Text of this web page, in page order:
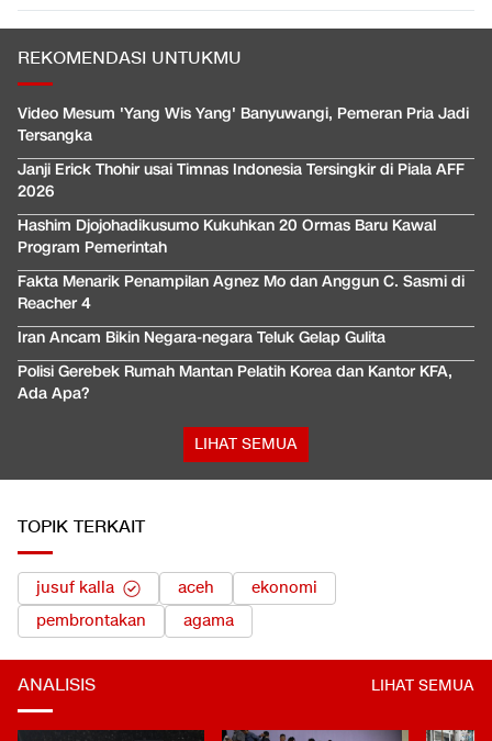
REKOMENDASI UNTUKMU
Video Mesum 'Yang Wis Yang' Banyuwangi, Pemeran Pria Jadi
Tersangka
Janji Erick Thohir usai Timnas Indonesia Tersingkir di Piala AFF
2026
Hashim Djojohadikusumo Kukuhkan 20 Ormas Baru Kawal
Program Pemerintah
Fakta Menarik Penampilan Agnez Mo dan Anggun C. Sasmi di
Reacher 4
Iran Ancam Bikin Negara-negara Teluk Gelap Gulita
Polisi Gerebek Rumah Mantan Pelatih Korea dan Kantor KFA,
Ada Apa?
LIHAT SEMUA
TOPIK TERKAIT
jusuf kalla aceh
ekonomi
pembrontakan
agama
ANALISIS LIHAT SEMUA